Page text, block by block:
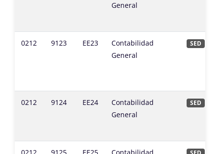
General
0212 9123 EE23
Contabilidad
General
SED
0212 9124 EE24
Contabilidad
General
SED